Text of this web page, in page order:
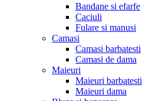
Bandane si efarfe
Caciuli
Fulare si manusi
Camasi
Camasi barbatesti
Camasi de dama
Maieuri
Maieuri barbatesti
Maieuri dama